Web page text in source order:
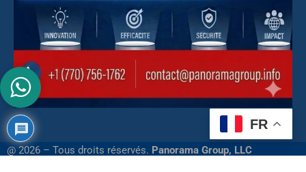
@ 2026 – Tous droits réservés. Panorama Group, LLC
FR